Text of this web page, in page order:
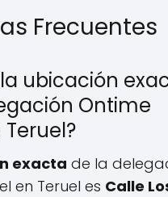
Frecuentes
ubicación
Ontime
exacta de la
en Teruel es Calle